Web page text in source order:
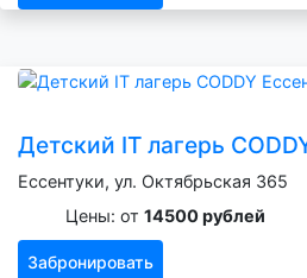
Детский IT лагерь
Ессентуки, ул. Октябрьская 365
Цены: от 14500 рублей
Забронировать